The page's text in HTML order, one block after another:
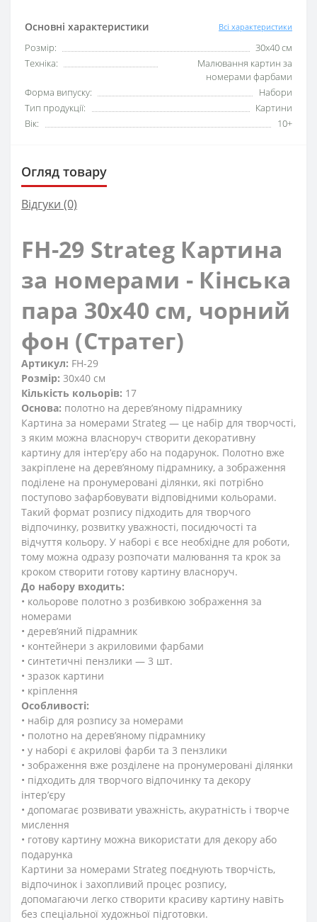
Основні характеристики Всі характеристики
Розмір:
30x40 см
Техніка:
Малювання картин за
номерами фарбами
Форма випуску:
Набори
Тип продукції:
Картини
Вік:
10+
Огляд товару
Відгуки (0)
FH-29 Strateg Картина
за номерами - Кінська
пара 30x40 см, чорний
фон (Стратег)
Артикул: FH-29
Розмір: 30x40 см
Кількість кольорів: 17
Основа: полотно на дерев’яному підрамнику
Картина за номерами Strateg — це набір для творчості,
з яким можна власноруч створити декоративну
картину для інтер’єру або на подарунок. Полотно вже
закріплене на дерев’яному підрамнику, а зображення
поділене на пронумеровані ділянки, які потрібно
поступово зафарбовувати відповідними кольорами.
Такий формат розпису підходить для творчого
відпочинку, розвитку уважності, посидючості та
відчуття кольору. У наборі є все необхідне для роботи,
тому можна одразу розпочати малювання та крок за
кроком створити готову картину власноруч.
До набору входить:
• кольорове полотно з розбивкою зображення за
номерами
• дерев’яний підрамник
• контейнери з акриловими фарбами
• синтетичні пензлики — 3 шт.
• зразок картини
• кріплення
Особливості:
• набір для розпису за номерами
• полотно на дерев’яному підрамнику
• у наборі є акрилові фарби та 3 пензлики
• зображення вже розділене на пронумеровані ділянки
• підходить для творчого відпочинку та декору
інтер’єру
• допомагає розвивати уважність, акуратність і творче
мислення
• готову картину можна використати для декору або
подарунка
Картини за номерами Strateg поєднують творчість,
відпочинок і захопливий процес розпису,
допомагаючи легко створити красиву картину навіть
без спеціальної художньої підготовки.